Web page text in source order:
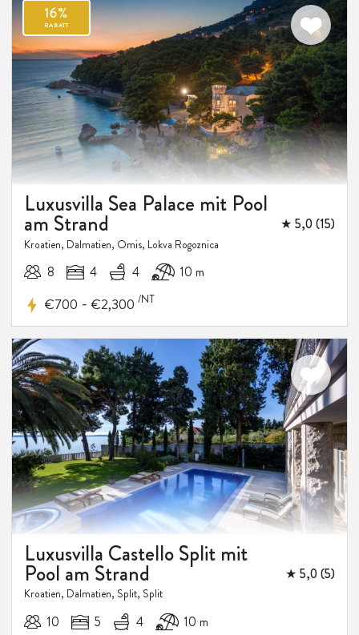
16%
RABATT
Luxusvilla Sea Palace mit Pool
am Strand ★ 5,0 (15)
Kroatien, Dalmatien, Omis, Lokva Rogoznica
8 4 4 10 m
€700 - €2,300 /NT
Luxusvilla Castello Split mit
Pool am Strand ★ 5,0 (5)
Kroatien, Dalmatien, Split, Split
10 5 4 10 m